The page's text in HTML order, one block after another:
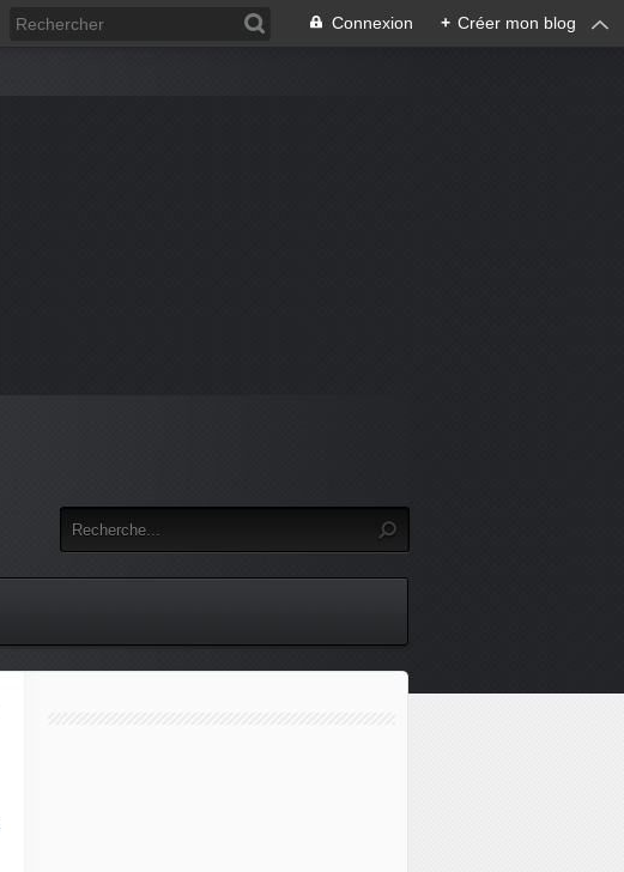
Connexion + Créer mon blog